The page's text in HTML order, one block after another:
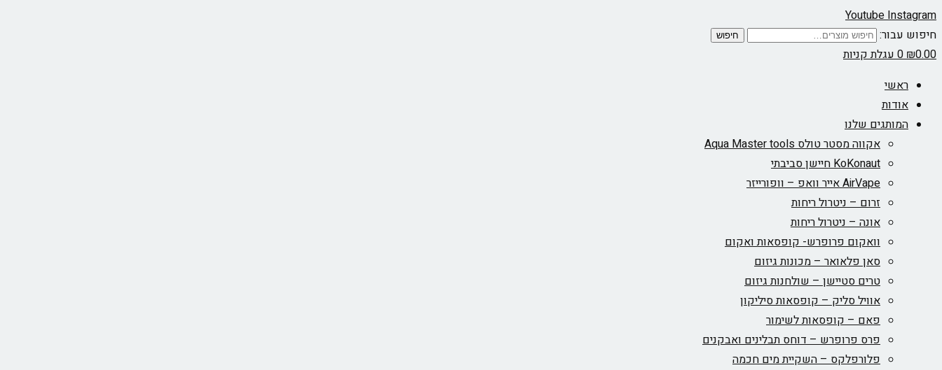
YoutubeInstagram
חיפוש עבור:
חיפוש
₪0.00
0עגלת קניות
ראשי
אודות
המותגים שלנו
אקווה מסטר טולס Aqua Master tools
KoKonaut חיישן סביבתי
AirVape אייר וואפ – וופורייזר
זרום – ניטרול ריחות
אונה – ניטרול ריחות
וואקום פרופרש- קופסאות ואקום
סאן פלאואר – מכונות גיזום
טרים סטיישן – שולחנות גיזום
אוויל סליק – קופסאות סיליקון
פאם – קופסאות לשימור
פרס פרופרש – דוחס תבלינים ואבקנים
פלורפלקס – השקיית מים חכמה